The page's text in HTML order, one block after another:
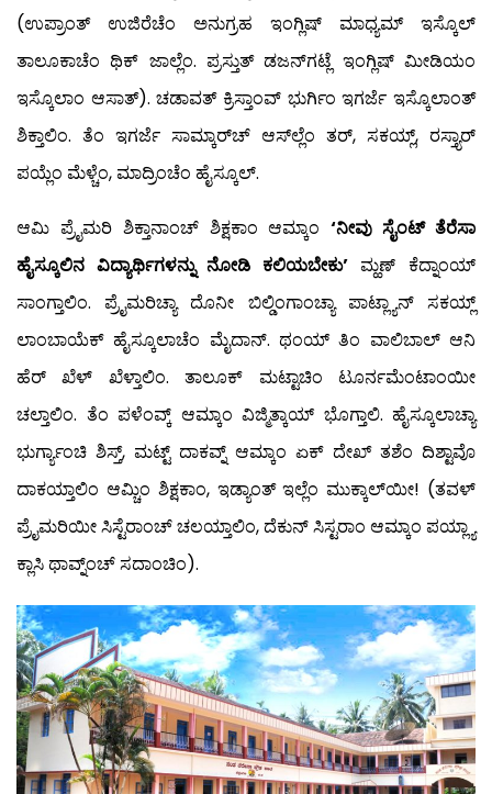
(ಉಪ್ರಾಂತ್ ಉಜಿರೆಚೆಂ ಅನುಗ್ರಹ ಇಂಗ್ಲಿಷ್ ಮಾಧ್ಯಮ್ ಇಸ್ಕೊಲ್
ತಾಲೂಕಾಚೆಂ ಥಿಕ್ ಜಾಲ್ಲೆಂ. ಪ್ರಸ್ತುತ್ ಡಜನ್‍ಗಟ್ಲೆ ಇಂಗ್ಲಿಷ್ ಮೀಡಿಯಂ
ಇಸ್ಕೊಲಾಂ ಆಸಾತ್). ಚಡಾವತ್ ಕ್ರಿಸ್ತಾಂವ್ ಭುರ್ಗಿಂ ಇಗರ್ಜೆ ಇಸ್ಕೊಲಾಂತ್
ಶಿಕ್ತಾಲಿಂ. ತೆಂ ಇಗರ್ಜೆ ಸಾಮ್ಕಾರ್‌ಚ್ ಆಸ್‍ಲ್ಲೆಂ ತರ್, ಸಕಯ್ಲ್, ರಸ್ತ್ಯಾರ್
ಪಯ್ಲೆಂ ಮೆಳ್ಚೆಂ, ಮಾದ್ರಿಂಚೆಂ ಹೈಸ್ಕೂಲ್.
ಆಮಿ ಪ್ರೈಮರಿ ಶಿಕ್ತಾನಾಂಚ್ ಶಿಕ್ಷಕಾಂ ಆಮ್ಕಾಂ‘ನೀವು ಸೈಂಟ್ ತೆರೆಸಾ
ಹೈಸ್ಕೂಲಿನ ವಿದ್ಯಾರ್ಥಿಗಳನ್ನು ನೋಡಿ ಕಲಿಯಬೇಕು’ಮ್ಹಣ್ ಕೆದ್ನಾಂಯ್
ಸಾಂಗ್ತಾಲಿಂ. ಪ್ರೈಮರಿಚ್ಯಾ ದೊನೀ ಬಿಲ್ಡಿಂಗಾಂಚ್ಯಾ ಪಾಟ್ಲ್ಯಾನ್ ಸಕಯ್ಲ್
ಲಾಂಬಾಯೆಕ್ ಹೈಸ್ಕೂಲಾಚೆಂ ಮೈದಾನ್. ಥಂಯ್ ತಿಂ ವಾಲಿಬಾಲ್ ಆನಿ
ಹೆರ್ ಖೆಳ್ ಖೆಳ್ತಾಲಿಂ. ತಾಲೂಕ್ ಮಟ್ಟಾಚಿಂ ಟೂರ್ನಮೆಂಟಾಂಯೀ
ಚಲ್ತಾಲಿಂ. ತೆಂ ಪಳೆಂವ್ಕ್ ಆಮ್ಕಾಂ ವಿಜ್ಮಿತ್ಕಾಯ್ ಭೊಗ್ತಾಲಿ. ಹೈಸ್ಕೂಲಾಚ್ಯಾ
ಭುರ್ಗ್ಯಾಂಚಿ ಶಿಸ್ತ್, ಮಟ್ಟ್ ದಾಕವ್ನ್ ಆಮ್ಕಾಂ ಏಕ್ ದೇಖ್ ತಶೆಂ ದಿಶ್ಟಾವೊ
ದಾಕಯ್ತಾಲಿಂ ಆಮ್ಚಿಂ ಶಿಕ್ಷಕಾಂ, ಇಡ್ಯಾಂತ್ ಇಲ್ಲೆಂ ಮುಕ್ಕಾಲ್‍ಯೀ! (ತವಳ್
ಪ್ರೈಮರಿಯೀ ಸಿಸ್ಟೆರಾಂಚ್ ಚಲಯ್ತಾಲಿಂ, ದೆಕುನ್ ಸಿಸ್ಟರಾಂ ಆಮ್ಕಾಂ ಪಯ್ಲ್ಯಾ
ಕ್ಲಾಸಿ ಥಾವ್ನ್ಂಚ್ ಸದಾಂಚಿಂ).